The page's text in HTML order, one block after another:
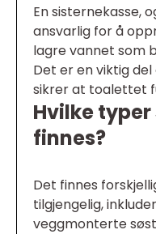
En sisternekasse,
ansvarlig for å
lagre vannet som
Det er en viktig
sikrer at toalettet
Hvilke
finnes?
Det finnes
tilgjengelig,
veggmonterte